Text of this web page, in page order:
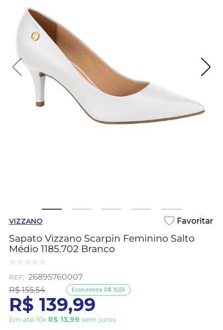
VIZZANO
Sapato Vizzano Scarpin Feminino Salto
Médio 1185.702 Branco
: 26895760007
R$ 155,54
R$ 139,99
Em até 10x R$ 13,99 sem juros
Economize R$ 15,55